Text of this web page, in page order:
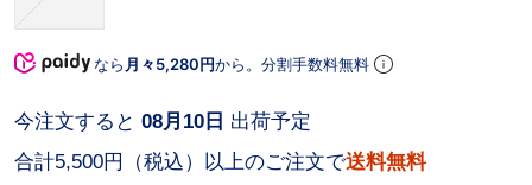
なら 月々5,280円から。分割手数料無料
合計5,500円（税込）以上のご注文で送料無料
今注文すると 08月10日 出荷予定